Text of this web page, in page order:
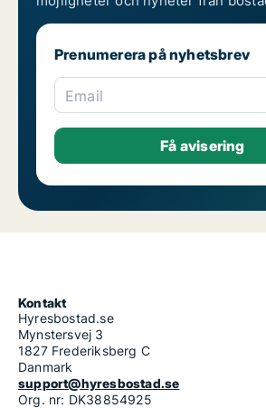
Prenumerera på nyhetsbrev
Email
Kontakt
Hyresbostad.se
Mynstersvej 3
1827 Frederiksberg C
Danmark
support@hyresbostad.se
Org. nr: DK38854925